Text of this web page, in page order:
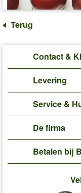
Terug
Contact &
Levering
Service &
De firma
Betalen bij